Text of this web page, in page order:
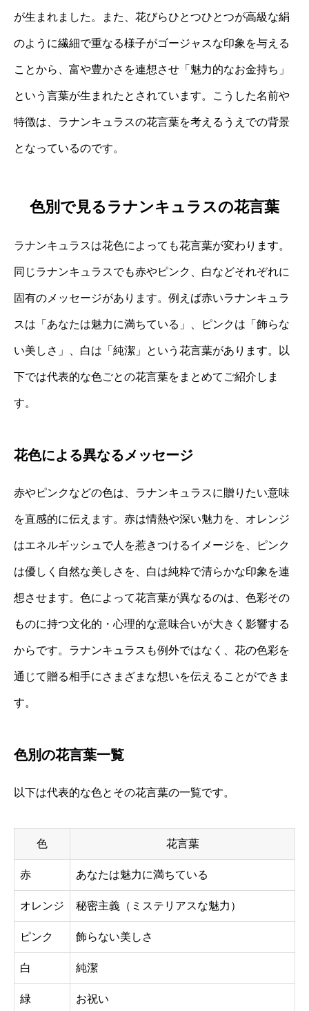
が生まれました。また、花びらひとつひとつが高級な絹
のように繊細で重なる様子がゴージャスな印象を与える
ことから、富や豊かさを連想させ「魅力的なお金持ち」
という言葉が生まれたとされています。こうした名前や
特徴は、ラナンキュラスの花言葉を考えるうえでの背景
となっているのです。
色別で見るラナンキュラスの花言葉
ラナンキュラスは花色によっても花言葉が変わります。
同じラナンキュラスでも赤やピンク、白などそれぞれに
固有のメッセージがあります。例えば赤いラナンキュラ
スは「あなたは魅力に満ちている」、ピンクは「飾らな
い美しさ」、白は「純潔」という花言葉があります。以
下では代表的な色ごとの花言葉をまとめてご紹介しま
す。
花色による異なるメッセージ
赤やピンクなどの色は、ラナンキュラスに贈りたい意味
を直感的に伝えます。赤は情熱や深い魅力を、オレンジ
はエネルギッシュで人を惹きつけるイメージを、ピンク
は優しく自然な美しさを、白は純粋で清らかな印象を連
想させます。色によって花言葉が異なるのは、色彩その
ものに持つ文化的・心理的な意味合いが大きく影響する
からです。ラナンキュラスも例外ではなく、花の色彩を
通じて贈る相手にさまざまな想いを伝えることができま
す。
色別の花言葉一覧
以下は代表的な色とその花言葉の一覧です。
色 花言葉
赤 あなたは魅力に満ちている
オレンジ 秘密主義（ミステリアスな魅力）
ピンク 飾らない美しさ
白 純潔
緑 お祝い